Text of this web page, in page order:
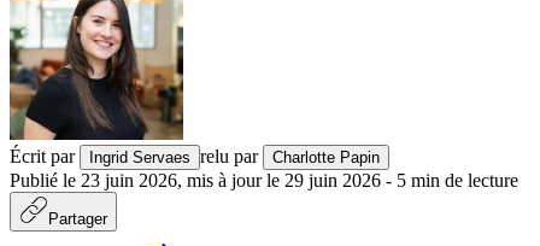
Écrit par Ingrid Servaes relu par Charlotte Papin
Publié le 23 juin 2026, mis à jour le 29 juin 2026 - 5 min de lecture
Partager